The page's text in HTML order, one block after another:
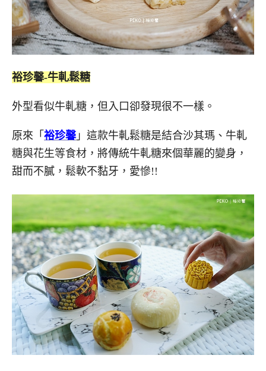
裕珍馨-牛軋鬆糖
外型看似牛軋糖，但入口卻發現很不一樣。
原來「 裕珍馨」這款牛軋鬆糖是結合沙其瑪、牛軋
糖與花生等食材，將傳統牛軋糖來個華麗的變身，
甜而不膩，鬆軟不黏牙，愛慘!!